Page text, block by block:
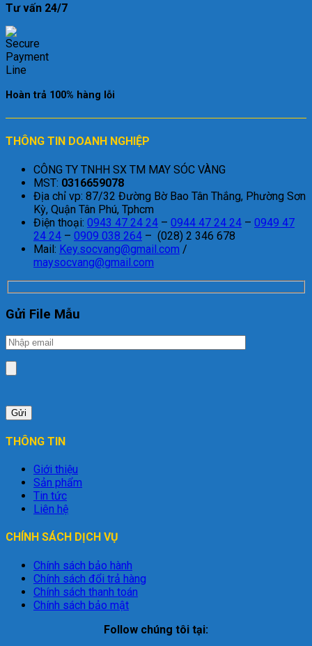
Tư vấn 24/7
Hoàn trả 100% hàng lỗi
THÔNG TIN DOANH NGHIỆP
CÔNG TY TNHH SX TM MAY SÓC VÀNG
MST: 0316659078
Địa chỉ vp: 87/32 Đường Bờ Bao Tân Thắng, Phường Sơn
Kỳ, Quận Tân Phú, Tphcm
Điện thoại: 0943 47 24 24 – 0944 47 24 24 – 0949 47
24 24 – 0909 038 264 – (028) 2 346 678
Mail: Key.socvang@gmail.com /
maysocvang@gmail.com
Gửi File Mẫu
THÔNG TIN
Giới thiệu
Sản phẩm
Tin tức
Liên hệ
CHÍNH SÁCH DỊCH VỤ
Chính sách bảo hành
Chính sách đổi trả hàng
Chính sách thanh toán
Chính sách bảo mật
Follow chúng tôi tại: